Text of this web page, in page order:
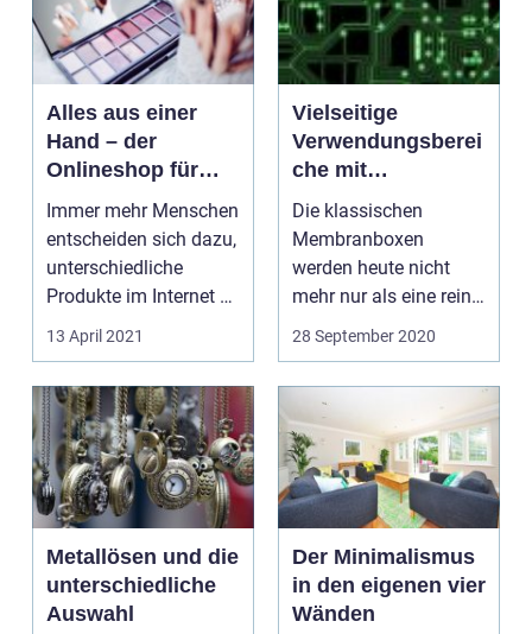
Alles aus einer
Hand – der
Onlineshop für
Beautyprodukte
Immer mehr Menschen
entscheiden sich dazu,
unterschiedliche
Produkte im Internet zu
bestellen und da...
13 April 2021
Vielseitige
Verwendungsberei
che mit
Membranboxen
Die klassischen
Membranboxen
werden heute nicht
mehr nur als eine reine
Verpackung
angesehen. Vielme...
28 September 2020
Metallösen und die
unterschiedliche
Auswahl
Der Minimalismus
in den eigenen vier
Wänden